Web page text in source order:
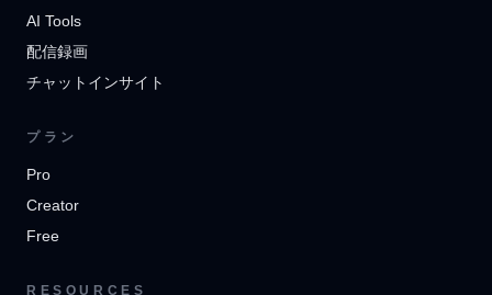
AI Tools
配信録画
チャットインサイト
プラン
Pro
Creator
Free
RESOURCES